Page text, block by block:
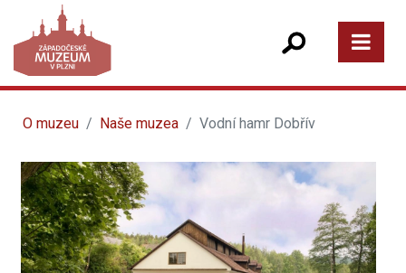
O muzeu Naše muzea Vodní hamr Dobřív